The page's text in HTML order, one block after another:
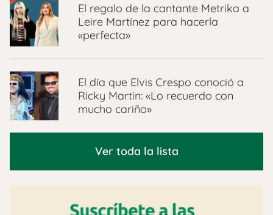
El regalo de la cantante Metrika a
Leire Martínez para hacerla
«perfecta»
El día que Elvis Crespo conoció a
Ricky Martin: «Lo recuerdo con
mucho cariño»
Ver toda la lista